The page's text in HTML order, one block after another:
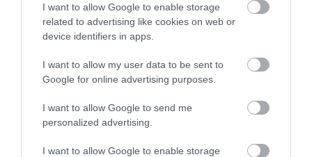
I want to allow Google to enable storage
related to advertising like cookies on web or
device identifiers in apps.
I want to allow my user data to be sent to
Google for online advertising purposes.
I want to allow Google to send me
personalized advertising.
I want to allow Google to enable storage
KIRÁNDULÁS A
PANNONHALMI
GYÓGYNÖVÉNYKERTBE ÉS
2026-08-04
KIRÁNDULÁS A
PANNONHALMI FŐAPÁTSÁG
2026-08-04